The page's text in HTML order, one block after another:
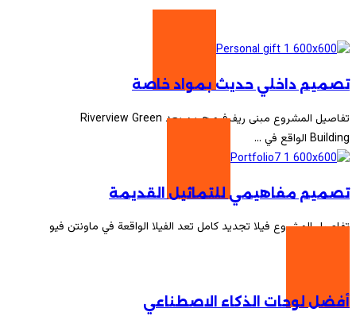
تصميم داخلي حديث بمواد خاصة
تفاصيل المشروع مبنى ريفرفيو جرين يعد Riverview Green
Building الواقع في ...
تصميم مفاهيمي للتماثيل القديمة
تفاصيل المشروع فيلا تجديد كامل تعد الفيلا الواقعة في ماونتن فيو
أفضل لوحات الذكاء الاصطناعي